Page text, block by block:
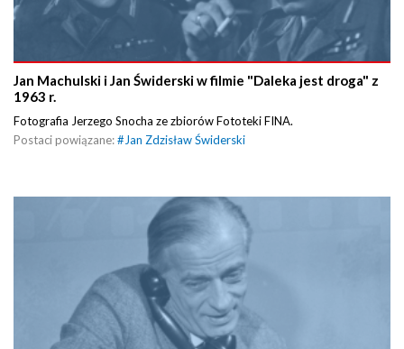
Jan Machulski i Jan Świderski w filmie "Daleka jest droga" z
1963 r.
Fotografia Jerzego Snocha ze zbiorów Fototeki FINA.
Postaci powiązane:#Jan Zdzisław Świderski